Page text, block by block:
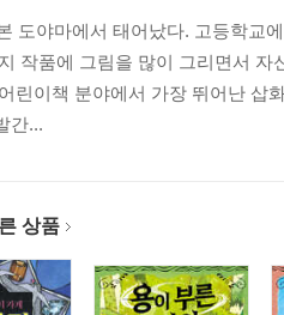
도야마에서 태어났다. 고등학교
작품에 그림을 많이 그리면서
린이책 분야에서 가장 뛰어난 삽
간...
상품